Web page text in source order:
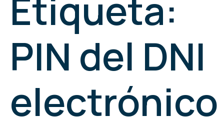
Etiqueta:
PIN del DNI
electrónico